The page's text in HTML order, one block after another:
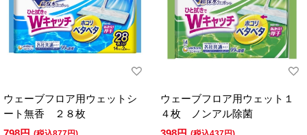
ウェーブフロア用ウェットシ
ート無香 ２８枚
ウェーブフロア用ウェット１
４枚 ノンアル除菌